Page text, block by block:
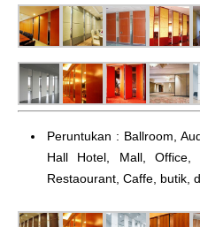
Peruntukan : Ballroom,
Hall Hotel, Mall, Office,
Restaourant, Caffe, butik,